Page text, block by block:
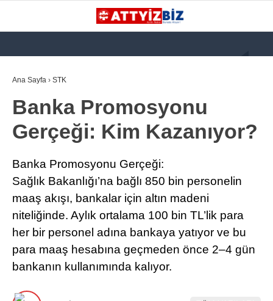
WhatsApp İhbar
KATEGORİLER
GÜNDEM
ATT
PARAMEDİK (AABT)
STK
İLANLAR
TERCİH ROBOTU
Ana Sayfa › STK
Banka Promosyonu
Gerçeği: Kim Kazanıyor?
Banka Promosyonu Gerçeği:
Sağlık Bakanlığı’na bağlı 850 bin personelin
maaş akışı, bankalar için altın madeni
niteliğinde. Aylık ortalama 100 bin TL’lik para
her bir personel adına bankaya yatıyor ve bu
para maaş hesabına geçmeden önce 2–4 gün
bankanın kullanımında kalıyor.